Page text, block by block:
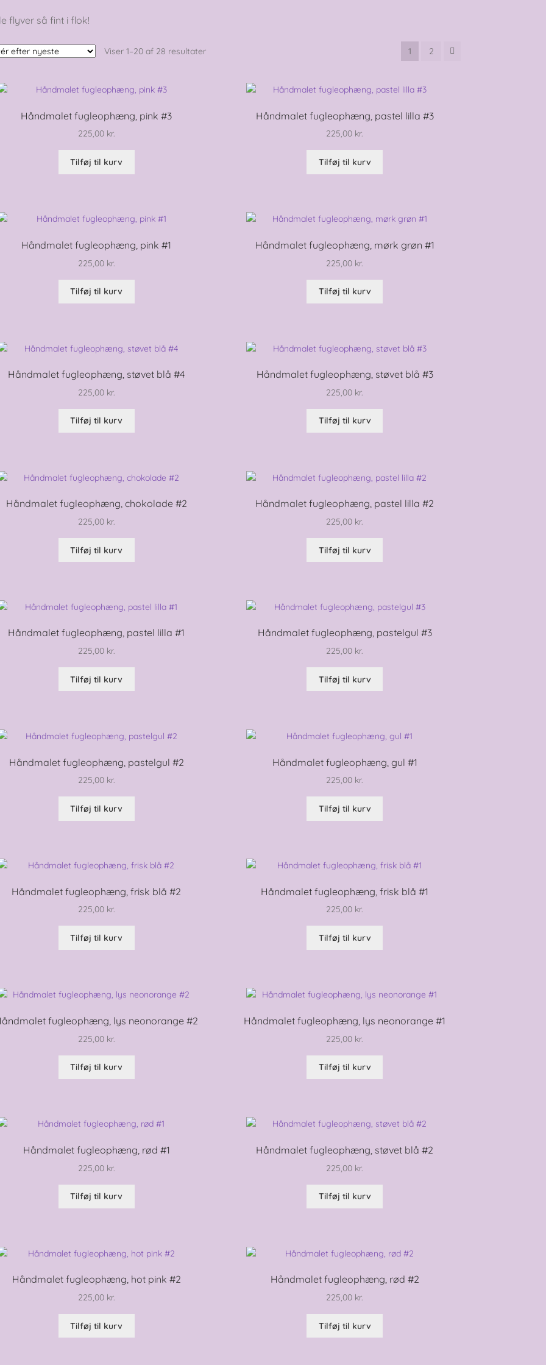
flyver så fint i flok!
Viser 1–20 af 28 resultaterSorteret
1 2
Håndmalet fugleophæng, pink #3
225,00 kr.
Tilføj til kurv
Håndmalet fugleophæng, pastel lilla #3
225,00 kr.
Tilføj til kurv
Håndmalet fugleophæng, pink #1
225,00 kr.
Tilføj til kurv
Håndmalet fugleophæng, mørk grøn #1
225,00 kr.
Tilføj til kurv
Håndmalet fugleophæng, støvet blå #4
225,00 kr.
Tilføj til kurv
Håndmalet fugleophæng, støvet blå #3
225,00 kr.
Tilføj til kurv
Håndmalet fugleophæng, chokolade #2
225,00 kr.
Tilføj til kurv
Håndmalet fugleophæng, pastel lilla #2
225,00 kr.
Tilføj til kurv
Håndmalet fugleophæng, pastel lilla #1
225,00 kr.
Tilføj til kurv
Håndmalet fugleophæng, pastelgul #3
225,00 kr.
Tilføj til kurv
Håndmalet fugleophæng, pastelgul #2
225,00 kr.
Tilføj til kurv
Håndmalet fugleophæng, gul #1
225,00 kr.
Tilføj til kurv
Håndmalet fugleophæng, frisk blå #2
225,00 kr.
Tilføj til kurv
Håndmalet fugleophæng, frisk blå #1
225,00 kr.
Tilføj til kurv
fugleophæng, lys neonorange #2
225,00 kr.
Tilføj til kurv
Håndmalet fugleophæng, lys neonorange #1
225,00 kr.
Tilføj til kurv
Håndmalet fugleophæng, rød #1
225,00 kr.
Tilføj til kurv
Håndmalet fugleophæng, støvet blå #2
225,00 kr.
Tilføj til kurv
Håndmalet fugleophæng, hot pink #2
225,00 kr.
Tilføj til kurv
Håndmalet fugleophæng, rød #2
225,00 kr.
Tilføj til kurv